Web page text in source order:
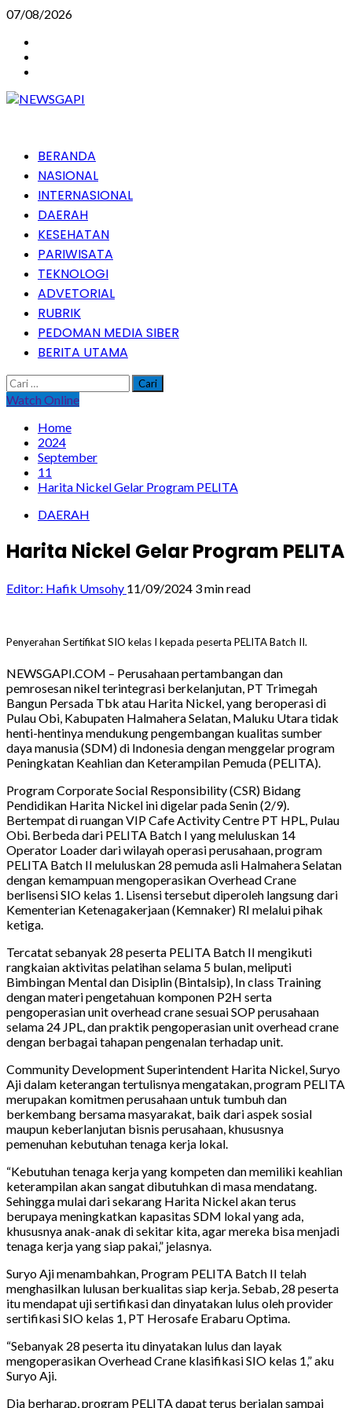
Skip
content
07/08/2026
PrimaryBERANDA
NASIONAL
INTERNASIONAL
DAERAH
KESEHATAN
PARIWISATA
TEKNOLOGI
ADVETORIAL
RUBRIK
PEDOMAN MEDIA SIBER
BERITA UTAMA
Cari
untuk:
Watch Online
Home
2024
September
11
Harita Nickel Gelar Program PELITA
DAERAH
Harita Nickel Gelar Program PELITA
Editor: Hafik Umsohy 11/09/2024 3 min read
Penyerahan Sertifikat SIO kelas I kepada peserta PELITA Batch II.
NEWSGAPI.COM – Perusahaan pertambangan dan
pemrosesan nikel terintegrasi berkelanjutan, PT Trimegah
Bangun Persada Tbk atau Harita Nickel, yang beroperasi di
Pulau Obi, Kabupaten Halmahera Selatan, Maluku Utara tidak
henti-hentinya mendukung pengembangan kualitas sumber
daya manusia (SDM) di Indonesia dengan menggelar program
Peningkatan Keahlian dan Keterampilan Pemuda (PELITA).
Program Corporate Social Responsibility (CSR) Bidang
Pendidikan Harita Nickel ini digelar pada Senin (2/9).
Bertempat di ruangan VIP Cafe Activity Centre PT HPL, Pulau
Obi. Berbeda dari PELITA Batch I yang meluluskan 14
Operator Loader dari wilayah operasi perusahaan, program
PELITA Batch II meluluskan 28 pemuda asli Halmahera Selatan
dengan kemampuan mengoperasikan Overhead Crane
berlisensi SIO kelas 1. Lisensi tersebut diperoleh langsung dari
Kementerian Ketenagakerjaan (Kemnaker) RI melalui pihak
ketiga.
Tercatat sebanyak 28 peserta PELITA Batch II mengikuti
rangkaian aktivitas pelatihan selama 5 bulan, meliputi
Bimbingan Mental dan Disiplin (Bintalsip), In class Training
dengan materi pengetahuan komponen P2H serta
pengoperasian unit overhead crane sesuai SOP perusahaan
selama 24 JPL, dan praktik pengoperasian unit overhead crane
dengan berbagai tahapan pengenalan terhadap unit.
Community Development Superintendent Harita Nickel, Suryo
Aji dalam keterangan tertulisnya mengatakan, program PELITA
merupakan komitmen perusahaan untuk tumbuh dan
berkembang bersama masyarakat, baik dari aspek sosial
maupun keberlanjutan bisnis perusahaan, khususnya
pemenuhan kebutuhan tenaga kerja lokal.
“Kebutuhan tenaga kerja yang kompeten dan memiliki keahlian
keterampilan akan sangat dibutuhkan di masa mendatang.
Sehingga mulai dari sekarang Harita Nickel akan terus
berupaya meningkatkan kapasitas SDM lokal yang ada,
khususnya anak-anak di sekitar kita, agar mereka bisa menjadi
tenaga kerja yang siap pakai,” jelasnya.
Suryo Aji menambahkan, Program PELITA Batch II telah
menghasilkan lulusan berkualitas siap kerja. Sebab, 28 peserta
itu mendapat uji sertifikasi dan dinyatakan lulus oleh provider
sertifikasi SIO kelas 1, PT Herosafe Erabaru Optima.
“Sebanyak 28 peserta itu dinyatakan lulus dan layak
mengoperasikan Overhead Crane klasifikasi SIO kelas 1,” aku
Suryo Aji.
Dia berharap, program PELITA dapat terus berjalan sampai